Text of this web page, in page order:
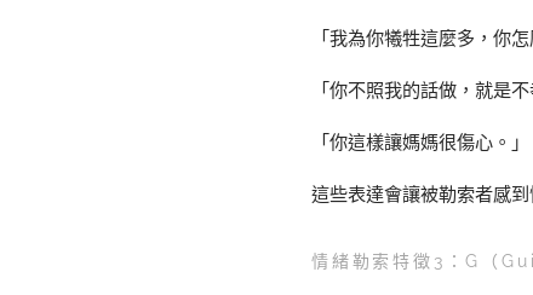
「我為你犧牲這麼多，你
「你不照我的話做，就是不
「你這樣讓媽媽很傷心。」
這些表達會讓被勒索者感
情緒勒索特徵3：G（